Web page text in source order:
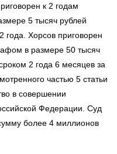
к 2 годам
5 тысяч рублей
года. Хорсов приговорен
в размере 50 тысяч
2 года 6 месяцев за
частью 5 статьи
в совершении
Федерации. Суд
более 4 миллионов